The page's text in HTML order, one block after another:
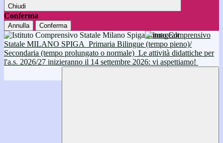
Chiudi
Conferma
Annulla Conferma
Istituto Comprensivo
Statale MILANO SPIGA Primaria Bilingue (tempo pieno)/
Secondaria (tempo prolungato o normale) Le attività didattiche per
l'a.s. 2026/27 inizieranno il 14 settembre 2026: vi aspettiamo!